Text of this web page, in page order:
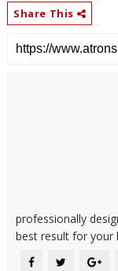
Share This
professionally
best result for your